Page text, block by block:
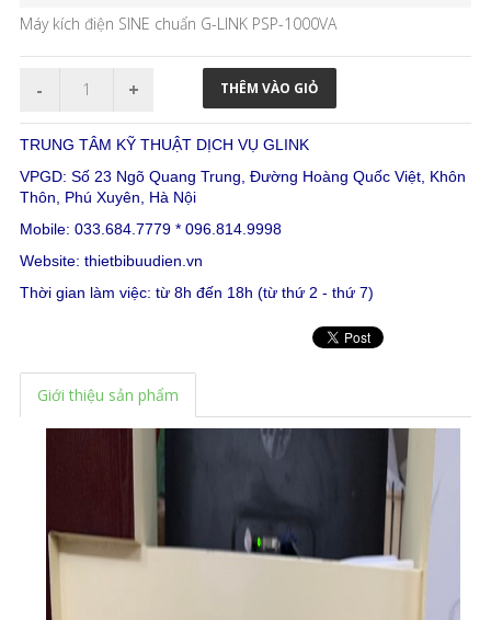
Máy kích điện SINE chuẩn G-LINK PSP-1000VA
TRUNG TÂM KỸ THUẬT DỊCH VỤ GLINK
VPGD: Số 23 Ngõ Quang Trung, Đường Hoàng Quốc Việt, Khôn
Thôn, Phú Xuyên, Hà Nội
Mobile: 033.684.7779 * 096.814.9998
Website: thietbibuudien.vn
Thời gian làm việc: từ 8h đến 18h (từ thứ 2 - thứ 7)
Giới thiệu sản phẩm